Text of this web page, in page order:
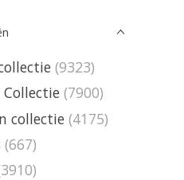
(9323)
Collectie (7900)
collectie (4175)
(667)